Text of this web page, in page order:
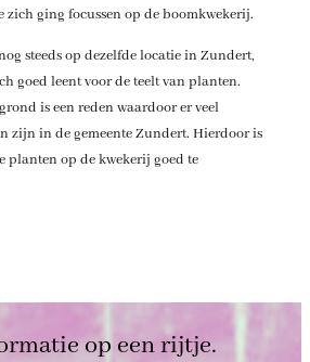
zich ging focussen op de boomkwekerij.
steeds op dezelfde locatie in Zundert,
goed leent voor de teelt van planten.
is een reden waardoor er veel
zijn in de gemeente Zundert. Hierdoor is
planten op de kwekerij goed te
op een rijtje.